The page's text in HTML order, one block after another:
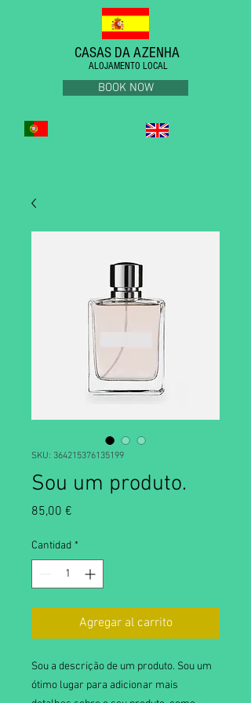
CASAS DA AZENHA
ALOJAMENTO LOCAL
BOOK NOW
SKU: 364215376135199
Sou um produto.
85,00 €
Cantidad *
Agregar al carrito
Sou a descrição de um produto. Sou um
ótimo lugar para adicionar mais